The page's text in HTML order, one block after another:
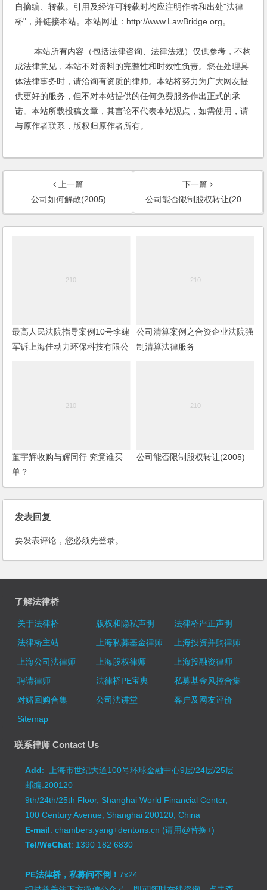
自摘编、转载。引用及经许可转载时均应注明作者和出处"法律
桥"，并链接本站。本站网址：http://www.LawBridge.org。
本站所有内容（包括法律咨询、法律法规）仅供参考，不构
成法律意见，本站不对资料的完整性和时效性负责。您在处理具
体法律事务时，请洽询有资质的律师。本站将努力为广大网友提
供更好的服务，但不对本站提供的任何免费服务作出正式的承
诺。本站所载投稿文章，其言论不代表本站观点，如需使用，请
与原作者联系，版权归原作者所有。
上一篇
公司如何解散(2005)
下一篇
公司能否限制股权转让(2005)
最高人民法院指导案例10号李建
军诉上海佳动力环保科技有限公
公司清算案例之合资企业法院强
制清算法律服务
董宇辉收购与辉同行 究竟谁买
单？
公司能否限制股权转让(2005)
发表回复
要发表评论，您必须先登录。
了解法律桥
关于法律桥 版权和隐私声明
法律桥严正声明
法律桥主站
上海私募基金律师
上海投资并购律师
上海公司法律师
上海股权律师
上海投融资律师
聘请律师
法律桥PE宝典
私募基金风控合集
对赌回购合集
公司法讲堂
客户及网友评价
Sitemap
联系律师 Contact Us
Add: 上海市世纪大道100号环球金融中心9层/24层/25层
邮编:200120
9th/24th/25th Floor, Shanghai World Financial Center,
100 Century Avenue, Shanghai 200120, China
E-mail: chambers.yang+dentons.cn (请用@替换+)
Tel/WeChat: 1390 182 6830
PE法律桥，私募问不倒！7x24